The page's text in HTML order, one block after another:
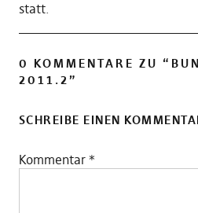
statt.
0 KOMMENTARE ZU “
2011.2”
SCHREIBE EINEN
Kommentar *